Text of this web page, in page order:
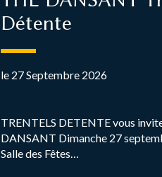
Détente
le 27 Septembre 2026
TRENTELS DETENTE vous
DANSANT Dimanche 27
Salle des Fêtes…